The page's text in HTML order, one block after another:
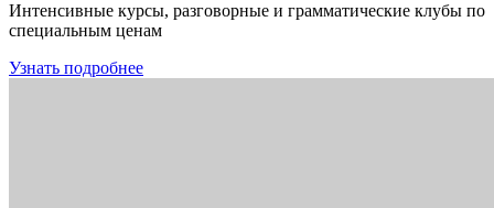
Интенсивные курсы, разговорные и грамматические клубы по
специальным ценам
Узнать подробнее